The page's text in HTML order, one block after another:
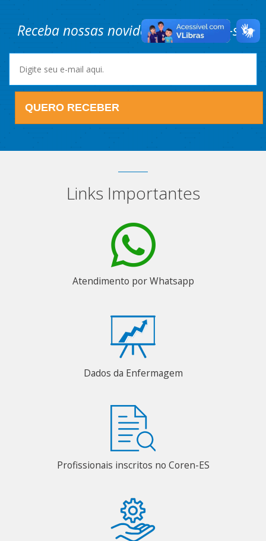
Receba nossas novidades! Cadastre-se.
QUERO RECEBER
Links Importantes
Atendimento por Whatsapp
Dados da Enfermagem
Profissionais inscritos no Coren-ES